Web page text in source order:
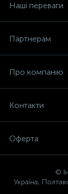
Наші переваги
Партнерам
Про компанію
Контакти
Оферта
©
Україна,